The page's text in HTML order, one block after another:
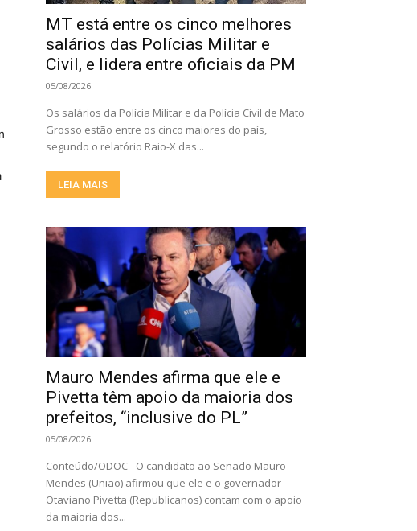
MT está entre os cinco melhores
salários das Polícias Militar e
Civil, e lidera entre oficiais da PM
05/08/2026
Os salários da Polícia Militar e da Polícia Civil de Mato
Grosso estão entre os cinco maiores do país,
segundo o relatório Raio-X das...
LEIA MAIS
Mauro Mendes afirma que ele e
Pivetta têm apoio da maioria dos
prefeitos, “inclusive do PL”
05/08/2026
Conteúdo/ODOC - O candidato ao Senado Mauro
Mendes (União) afirmou que ele e o governador
Otaviano Pivetta (Republicanos) contam com o apoio
da maioria dos...